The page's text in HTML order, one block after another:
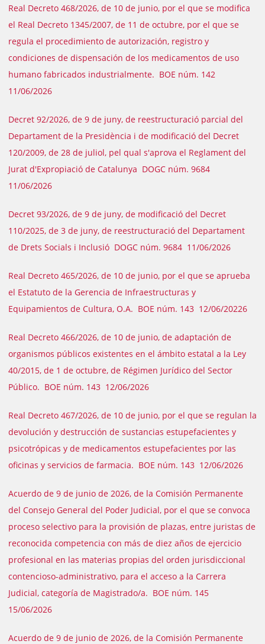
Real Decreto 468/2026, de 10 de junio, por el que se modifica
el Real Decreto 1345/2007, de 11 de octubre, por el que se
regula el procedimiento de autorización, registro y
condiciones de dispensación de los medicamentos de uso
humano fabricados industrialmente. BOE núm. 142
11/06/2026
Decret 92/2026, de 9 de juny, de reestructuració parcial del
Departament de la Presidència i de modificació del Decret
120/2009, de 28 de juliol, pel qual s'aprova el Reglament del
Jurat d'Expropiació de Catalunya DOGC núm. 9684
11/06/2026
Decret 93/2026, de 9 de juny, de modificació del Decret
110/2025, de 3 de juny, de reestructuració del Departament
de Drets Socials i Inclusió DOGC núm. 9684 11/06/2026
Real Decreto 465/2026, de 10 de junio, por el que se aprueba
el Estatuto de la Gerencia de Infraestructuras y
Equipamientos de Cultura, O.A. BOE núm. 143 12/06/20226
Real Decreto 466/2026, de 10 de junio, de adaptación de
organismos públicos existentes en el ámbito estatal a la Ley
40/2015, de 1 de octubre, de Régimen Jurídico del Sector
Público. BOE núm. 143 12/06/2026
Real Decreto 467/2026, de 10 de junio, por el que se regulan la
devolución y destrucción de sustancias estupefacientes y
psicotrópicas y de medicamentos estupefacientes por las
oficinas y servicios de farmacia. BOE núm. 143 12/06/2026
Acuerdo de 9 de junio de 2026, de la Comisión Permanente
del Consejo General del Poder Judicial, por el que se convoca
proceso selectivo para la provisión de plazas, entre juristas de
reconocida competencia con más de diez años de ejercicio
profesional en las materias propias del orden jurisdiccional
contencioso-administrativo, para el acceso a la Carrera
Judicial, categoría de Magistrado/a. BOE núm. 145
15/06/2026
Acuerdo de 9 de junio de 2026, de la Comisión Permanente